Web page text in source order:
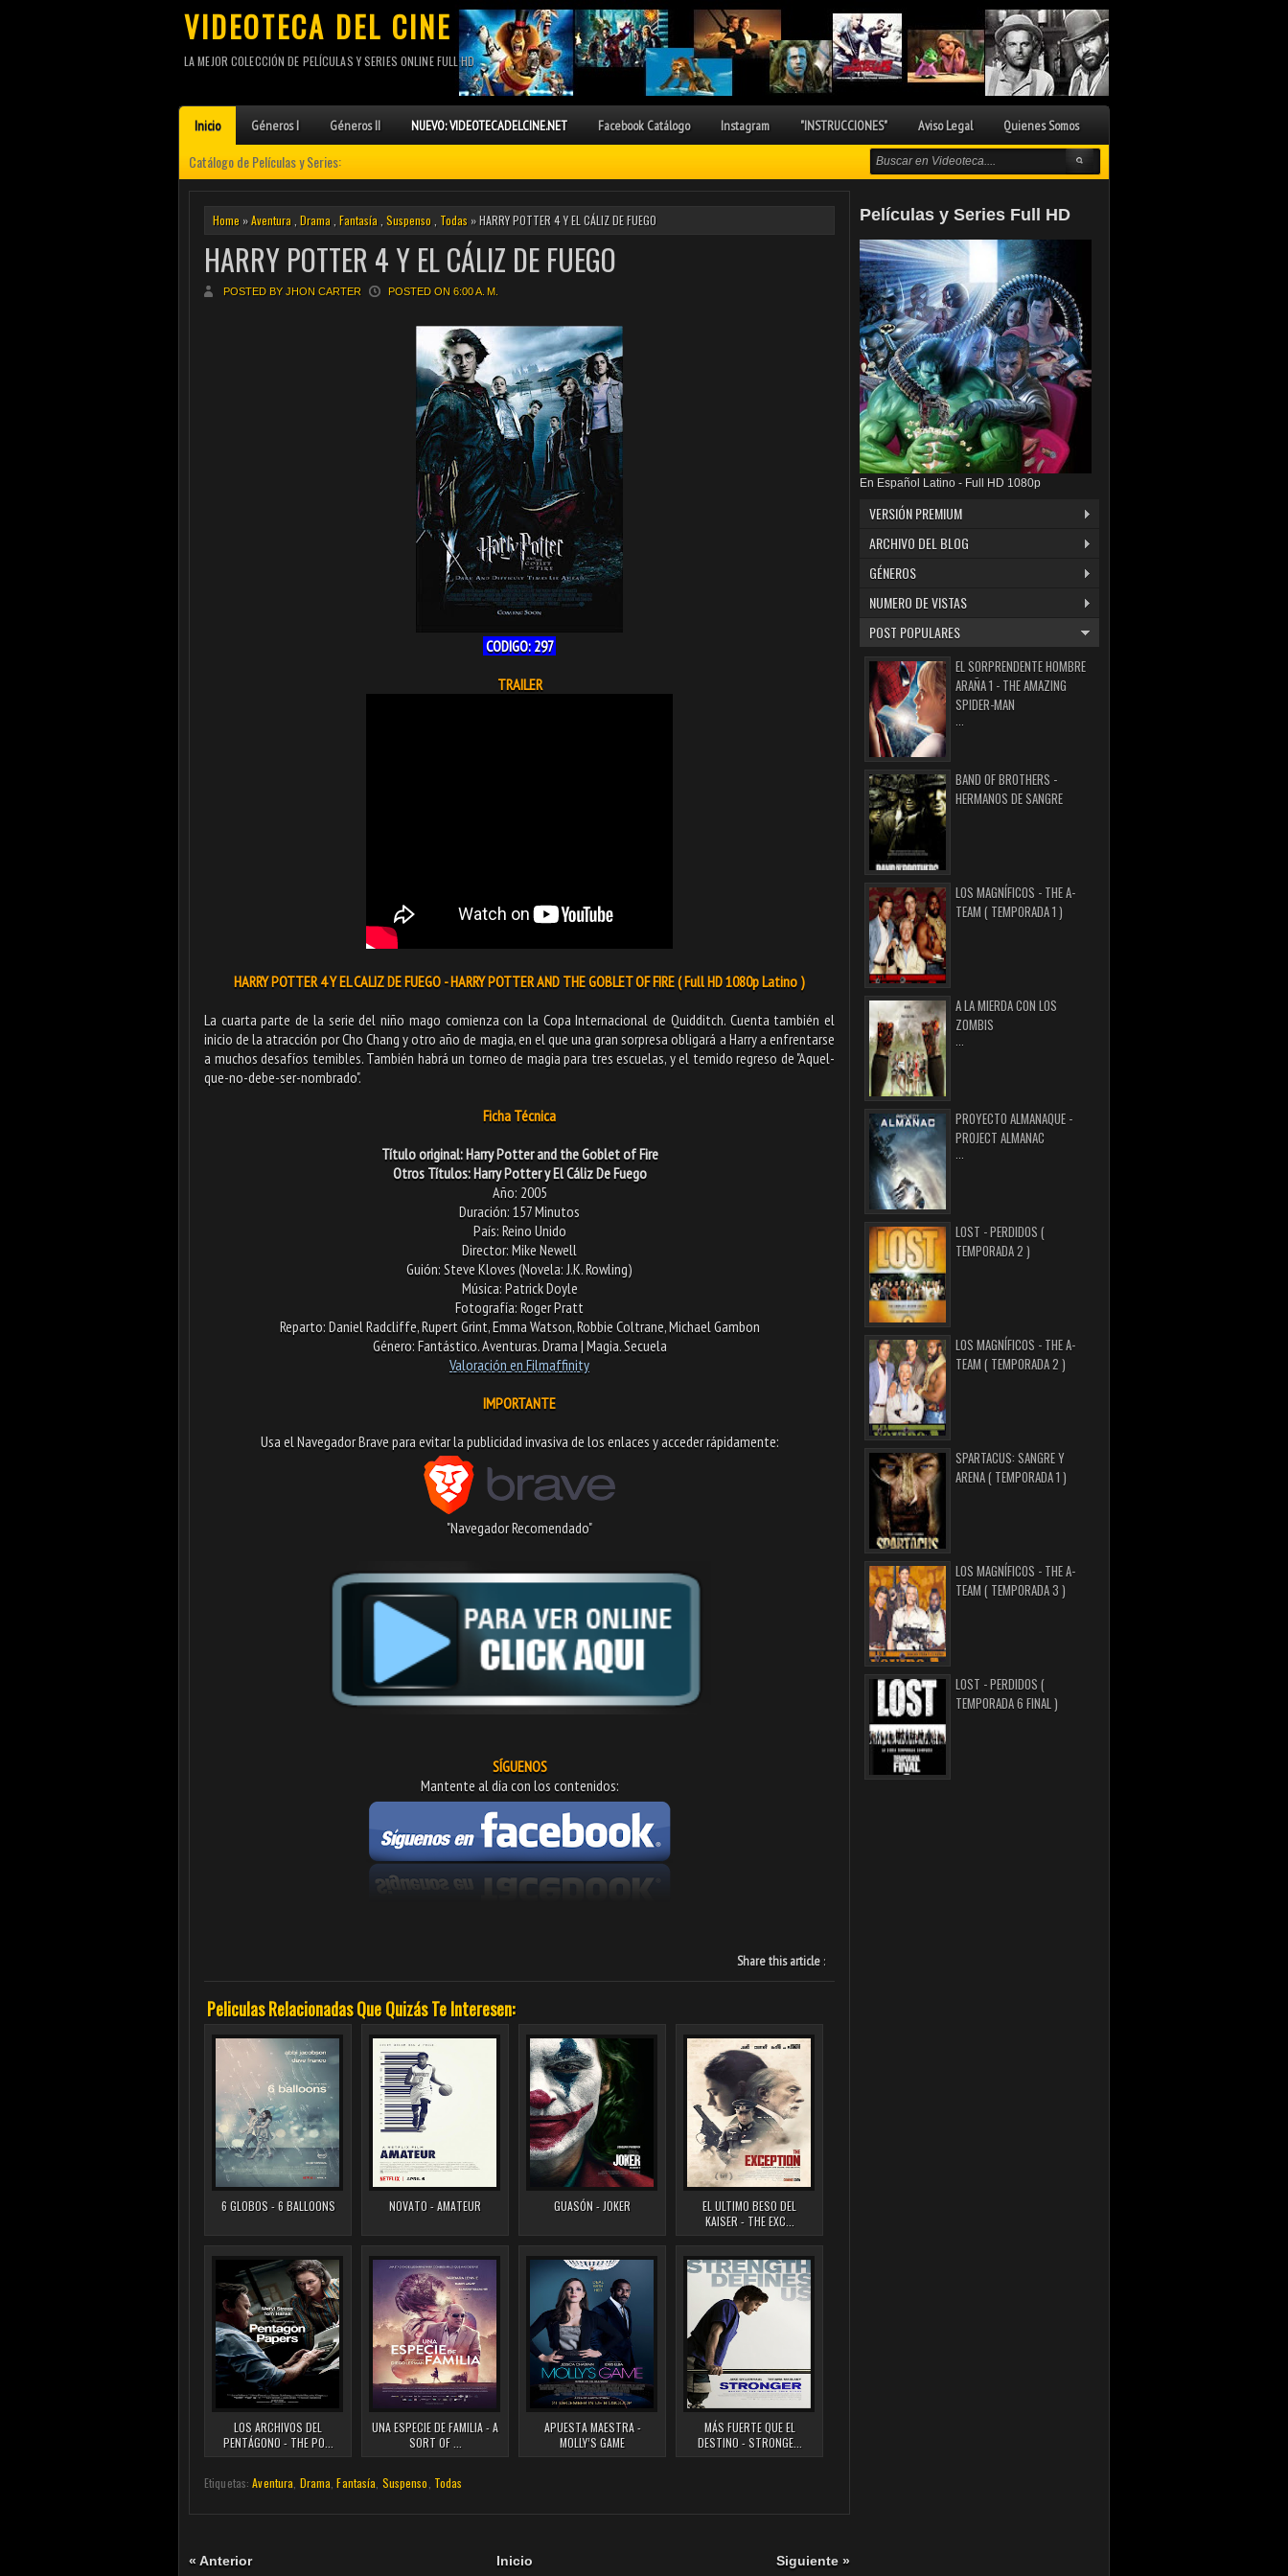
VIDEOTECA DEL CINE
LA MEJOR COLECCIÓN DE PELÍCULAS Y SERIES ONLINE FULL HD
Inicio Géneros I Géneros II NUEVO: VIDEOTECADELCINE.NET Facebook Catálogo Instagram "INSTRUCCIONES" Aviso Legal Quienes Somos
Catálogo de Películas y Series:
Home »Aventura Drama Fantasía Suspenso Todas » HARRY POTTER 4 Y EL CÁLIZ DE FUEGO
HARRY POTTER 4 Y EL CÁLIZ DE FUEGO
POSTED BY JHON CARTER POSTED ON 6:00 A. M.
CODIGO: 297
TRAILER
HARRY POTTER 4 Y EL CALIZ DE FUEGO - HARRY POTTER AND THE GOBLET OF FIRE ( Full HD 1080p Latino )
La cuarta parte de la serie del niño mago comienza con la Copa Internacional de Quidditch. Cuenta también el
inicio de la atracción por Cho Chang y otro año de magia, en el que una gran sorpresa obligará a Harry a enfrentarse
a muchos desafíos temibles. También habrá un torneo de magia para tres escuelas, y el temido regreso de "Aquel-
que-no-debe-ser-nombrado".
Ficha Técnica
Título original: Harry Potter and the Goblet of Fire
Otros Títulos: Harry Potter y El Cáliz De Fuego
Año: 2005
Duración: 157 Minutos
País: Reino Unido
Director: Mike Newell
Guión: Steve Kloves (Novela: J.K. Rowling)
Música: Patrick Doyle
Fotografía: Roger Pratt
Reparto: Daniel Radcliffe, Rupert Grint, Emma Watson, Robbie Coltrane, Michael Gambon
Género: Fantástico. Aventuras. Drama | Magia. Secuela
Valoración en Filmaffinity
IMPORTANTE
Usa el Navegador Brave para evitar la publicidad invasiva de los enlaces y acceder rápidamente:​
"Navegador Recomendado"
SÍGUENOS
Mantente al día con los contenidos:
Share this article :
Peliculas Relacionadas Que Quizás Te Interesen:
6 GLOBOS - 6 BALLOONS NOVATO - AMATEUR GUASÓN - JOKER
EL ULTIMO BESO DEL
KAISER - THE EXC...
LOS ARCHIVOS DEL
PENTÁGONO - THE PO...
UNA ESPECIE DE FAMILIA - A
SORT OF ...
APUESTA MAESTRA -
MOLLY’S GAME
MÁS FUERTE QUE EL
DESTINO - STRONGE...
Etiquetas:Aventura Drama ,Fantasía Suspenso Todas
« Anterior Siguiente »
Inicio
Películas y Series Full HD
En Español Latino - Full HD 1080p
VERSIÓN PREMIUM
ARCHIVO DEL BLOG
GÉNEROS
NUMERO DE VISTAS
POST POPULARES
EL SORPRENDENTE HOMBRE
ARAÑA 1 - THE AMAZING
SPIDER-MAN
BAND OF BROTHERS -
HERMANOS DE SANGRE
LOS MAGNÍFICOS - THE A-
TEAM ( TEMPORADA 1 )
A LA MIERDA CON LOS
ZOMBIS
PROYECTO ALMANAQUE -
PROJECT ALMANAC
LOST - PERDIDOS (
TEMPORADA 2 )
LOS MAGNÍFICOS - THE A-
TEAM ( TEMPORADA 2 )
SPARTACUS: SANGRE Y
ARENA ( TEMPORADA 1 )
LOS MAGNÍFICOS - THE A-
TEAM ( TEMPORADA 3 )
LOST - PERDIDOS (
TEMPORADA 6 FINAL )